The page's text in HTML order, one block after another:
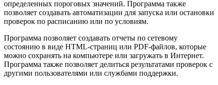
определенных пороговых значений. Программа также
позволяет создавать автоматизации для запуска или остановки
проверок по расписанию или по условиям.
Программа позволяет создавать отчеты по сетевому
состоянию в виде HTML-страниц или PDF-файлов, которые
можно сохранять на компьютере или загружать в Интернет.
Программа также позволяет делиться результатами проверок с
другими пользователями или службами поддержки.